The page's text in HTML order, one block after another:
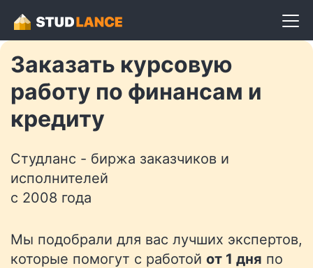
Заказать курсовую
работу по финансам и
кредиту
Студланс - биржа заказчиков и
исполнителей
с 2008 года
Мы подобрали для вас лучших экспертов,
которые помогут с работой от 1 дня по